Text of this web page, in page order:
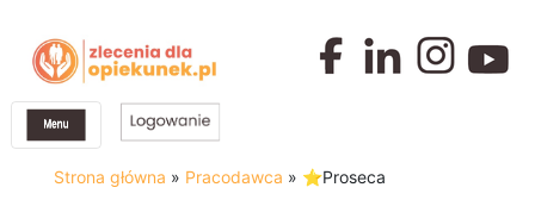
Strona główna » Pracodawca » ⭐️Proseca